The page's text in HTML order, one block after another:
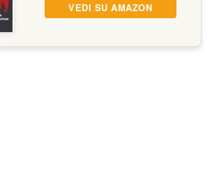
VEDI SU AMAZON